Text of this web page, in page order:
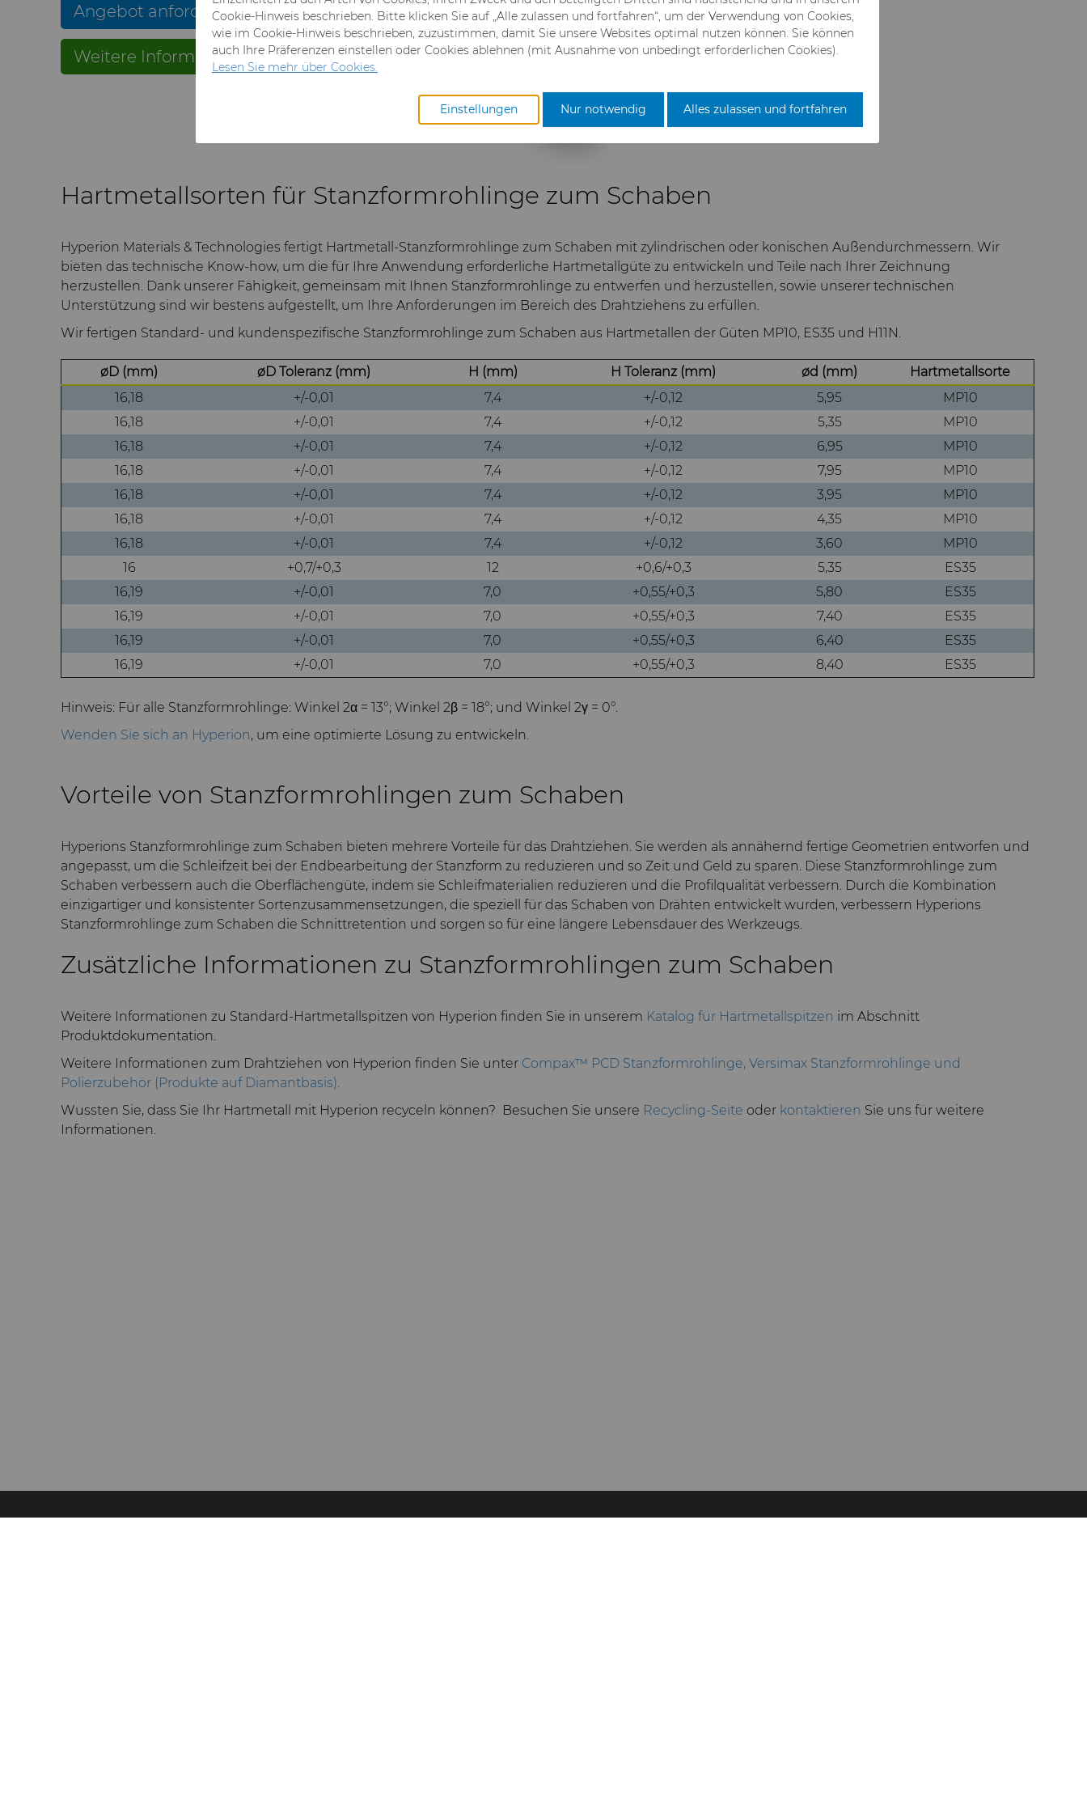
Angebot anfordern
Weitere Informationen erhalten
Hartmetallsorten für Stanzformrohlinge zum Schaben
Hyperion Materials & Technologies fertigt Hartmetall-Stanzformrohlinge zum Schaben mit zylindrischen oder konischen Außendurchmessern. Wir
bieten das technische Know-how, um die für Ihre Anwendung erforderliche Hartmetallgüte zu entwickeln und Teile nach Ihrer Zeichnung
herzustellen. Dank unserer Fähigkeit, gemeinsam mit Ihnen Stanzformrohlinge zu entwerfen und herzustellen, sowie unserer technischen
Unterstützung sind wir bestens aufgestellt, um Ihre Anforderungen im Bereich des Drahtziehens zu erfüllen.
Wir fertigen Standard- und kundenspezifische Stanzformrohlinge zum Schaben aus Hartmetallen der Güten MP10, ES35 und H11N.
øD (mm) øD Toleranz (mm) H (mm) H Toleranz (mm) ød (mm)
Hartmetallsorte
16,18
+/-0,01 7,4 +/-0,12 5,95
MP10
16,18
+/-0,01 7,4 +/-0,12 5,35
MP10
16,18
+/-0,01 7,4 +/-0,12 6,95
MP10
16,18
+/-0,01 7,4 +/-0,12 7,95
MP10
16,18
+/-0,01 7,4 +/-0,12 3,95
MP10
16,18
+/-0,01 7,4 +/-0,12 4,35
MP10
16,18
+/-0,01 7,4 +/-0,12 3,60
MP10
16
+0,7/+0,3 12 +0,6/+0,3 5,35
ES35
16,19
+/-0,01 7,0 +0,55/+0,3 5,80
ES35
16,19
+/-0,01 7,0 +0,55/+0,3 7,40
ES35
16,19
+/-0,01 7,0 +0,55/+0,3 6,40
ES35
16,19
+/-0,01 7,0 +0,55/+0,3 8,40 ES35
Hinweis: Für alle Stanzformrohlinge: Winkel 2α = 13°; Winkel 2β = 18°; und Winkel 2γ = 0°.
Wenden Sie sich an Hyperion, um eine optimierte Lösung zu entwickeln.
Vorteile von Stanzformrohlingen zum Schaben
Hyperions Stanzformrohlinge zum Schaben bieten mehrere Vorteile für das Drahtziehen. Sie werden als annähernd fertige Geometrien entworfen und
angepasst, um die Schleifzeit bei der Endbearbeitung der Stanzform zu reduzieren und so Zeit und Geld zu sparen. Diese Stanzformrohlinge zum
Schaben verbessern auch die Oberflächengüte, indem sie Schleifmaterialien reduzieren und die Profilqualität verbessern. Durch die Kombination
einzigartiger und konsistenter Sortenzusammensetzungen, die speziell für das Schaben von Drähten entwickelt wurden, verbessern Hyperions
Stanzformrohlinge zum Schaben die Schnittretention und sorgen so für eine längere Lebensdauer des Werkzeugs.
Zusätzliche Informationen zu Stanzformrohlingen zum Schaben
Weitere Informationen zu Standard-Hartmetallspitzen von Hyperion finden Sie in unserem Katalog für Hartmetallspitzen im Abschnitt
Produktdokumentation.
Weitere Informationen zum Drahtziehen von Hyperion finden Sie unter Compax™ PCD Stanzformrohlinge, Versimax Stanzformrohlinge und
Polierzubehör (Produkte auf Diamantbasis).
Wussten Sie, dass Sie Ihr Hartmetall mit Hyperion recyceln können? Besuchen Sie unsere Recycling-Seite oder kontaktieren Sie uns für weitere
Informationen.
Cookie-Hinweis beschrieben. Bitte klicken Sie auf „Alle zulassen und fortfahren“, um der Verwendung von Cookies,
wie im Cookie-Hinweis beschrieben, zuzustimmen, damit Sie unsere Websites optimal nutzen können. Sie können
auch Ihre Präferenzen einstellen oder Cookies ablehnen (mit Ausnahme von unbedingt erforderlichen Cookies).
Lesen Sie mehr über Cookies.
Einstellungen Nur notwendig Alles zulassen und fortfahren